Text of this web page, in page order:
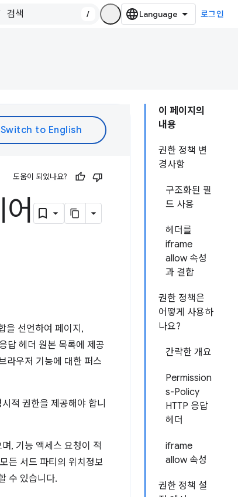
/ 로그인
이 페이지의
내용
권한 정책 변
경사항
구조화된 필
드 사용
헤더를
iframe
allow 속성
과 결합
권한 정책은
어떻게 사용하
나요?
간략한 개요
Permission
s-Policy
HTTP 응답
헤더
iframe
allow 속성
권한 정책 설
도움이 되었나요?
을 선언하여 페이지,
답 헤더 원본 목록에 제공
라우저 기능에 대한 퍼스
적 권한을 제공해야 합니
, 기능 액세스 요청이 적
든 서드 파티의 위치정보
수 있습니다.